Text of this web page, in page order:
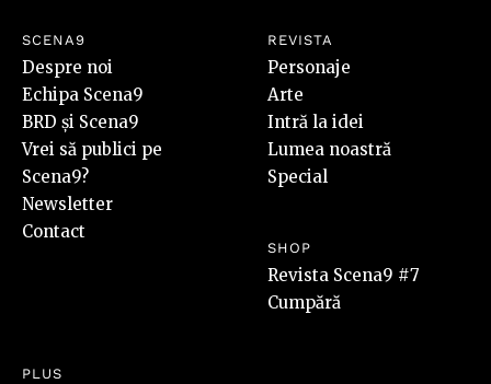
SCENA9
Despre noi
Echipa Scena9
BRD și Scena9
Vrei să publici pe
Scena9?
Newsletter
Contact
REVISTA
Personaje
Arte
Intră la idei
Lumea noastră
Special
SHOP
Revista Scena9 #7
Cumpără
PLUS